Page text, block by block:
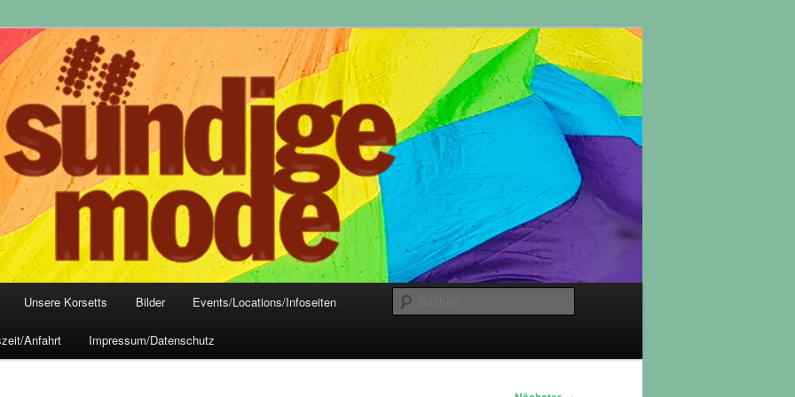
Frankfurt
Club- und Dark-Wear seit 2004
Unsere Korsetts Bilder Events/Locations/Infoseiten
Anfahrt Impressum/Datenschutz